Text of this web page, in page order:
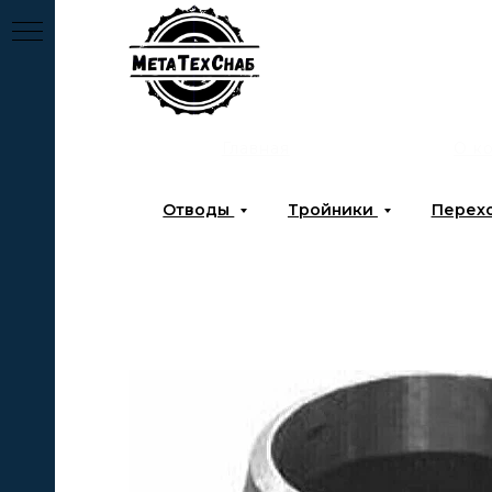
Отводы Тройники